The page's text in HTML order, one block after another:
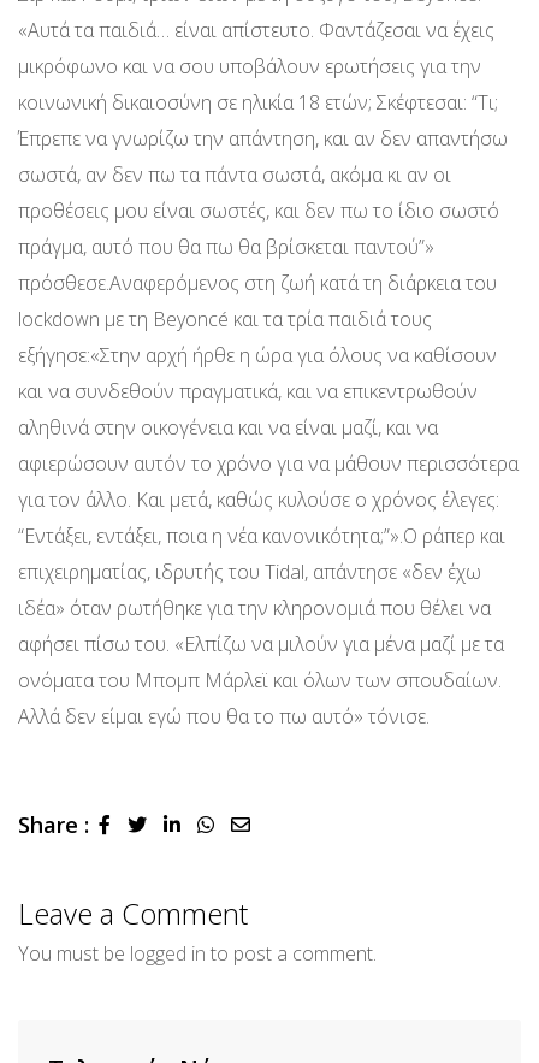
«Αυτά τα παιδιά… είναι απίστευτο. Φαντάζεσαι να έχεις
μικρόφωνο και να σου υποβάλουν ερωτήσεις για την
κοινωνική δικαιοσύνη σε ηλικία 18 ετών; Σκέφτεσαι: “Τι;
Έπρεπε να γνωρίζω την απάντηση, και αν δεν απαντήσω
σωστά, αν δεν πω τα πάντα σωστά, ακόμα κι αν οι
προθέσεις μου είναι σωστές, και δεν πω το ίδιο σωστό
πράγμα, αυτό που θα πω θα βρίσκεται παντού”»
πρόσθεσε.Αναφερόμενος στη ζωή κατά τη διάρκεια του
lockdown με τη Beyoncé και τα τρία παιδιά τους
εξήγησε:«Στην αρχή ήρθε η ώρα για όλους να καθίσουν
και να συνδεθούν πραγματικά, και να επικεντρωθούν
αληθινά στην οικογένεια και να είναι μαζί, και να
αφιερώσουν αυτόν το χρόνο για να μάθουν περισσότερα
για τον άλλο. Και μετά, καθώς κυλούσε ο χρόνος έλεγες:
“Εντάξει, εντάξει, ποια η νέα κανονικότητα;”».Ο ράπερ και
επιχειρηματίας, ιδρυτής του Tidal, απάντησε «δεν έχω
ιδέα» όταν ρωτήθηκε για την κληρονομιά που θέλει να
αφήσει πίσω του. «Ελπίζω να μιλούν για μένα μαζί με τα
ονόματα του Μπομπ Μάρλεϊ και όλων των σπουδαίων.
Αλλά δεν είμαι εγώ που θα το πω αυτό» τόνισε.
Share : LinkedInWhatsapp
Share
Leave a Comment
You must be logged in to post a comment.